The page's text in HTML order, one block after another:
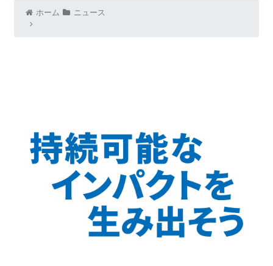
ホーム ニュース